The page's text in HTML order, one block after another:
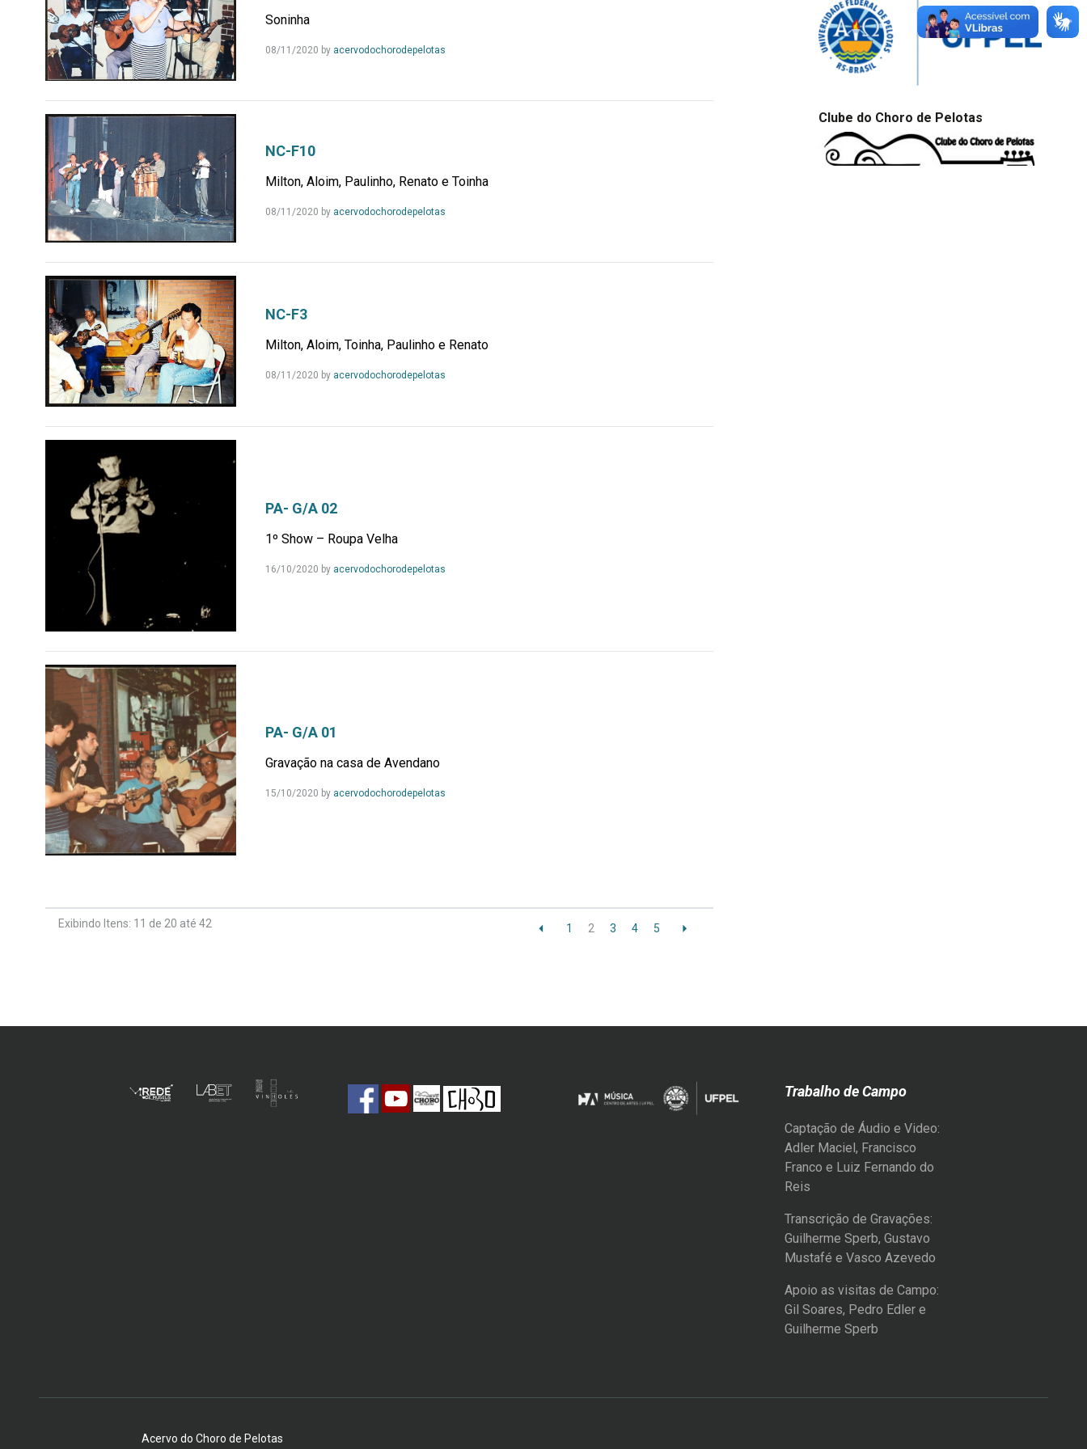
Soninha
08/11/2020 by acervodochorodepelotasLeia
NC-F10
Milton, Aloim, Paulinho, Renato e Toinha
08/11/2020 by acervodochorodepelotasLeia
NC-F3
Milton, Aloim, Toinha, Paulinho e Renato
08/11/2020 by acervodochorodepelotasLeia
PA- G/A 02
1º Show – Roupa Velha
16/10/2020 by acervodochorodepelotasLeia
PA- G/A 01
Gravação na casa de Avendano
15/10/2020 by acervodochorodepelotasLeia
Exibindo Itens: 11 de 20 até 42 1 2 3 4 5
Clube do Choro de Pelotas
Trabalho de Campo
Captação de Áudio e Video:
Adler Maciel, Francisco
Franco e Luiz Fernando do
Reis
Transcrição de Gravações:
Guilherme Sperb, Gustavo
Mustafé e Vasco Azevedo
Apoio as visitas de Campo:
Gil Soares, Pedro Edler e
Guilherme Sperb
Acervo do Choro de Pelotas